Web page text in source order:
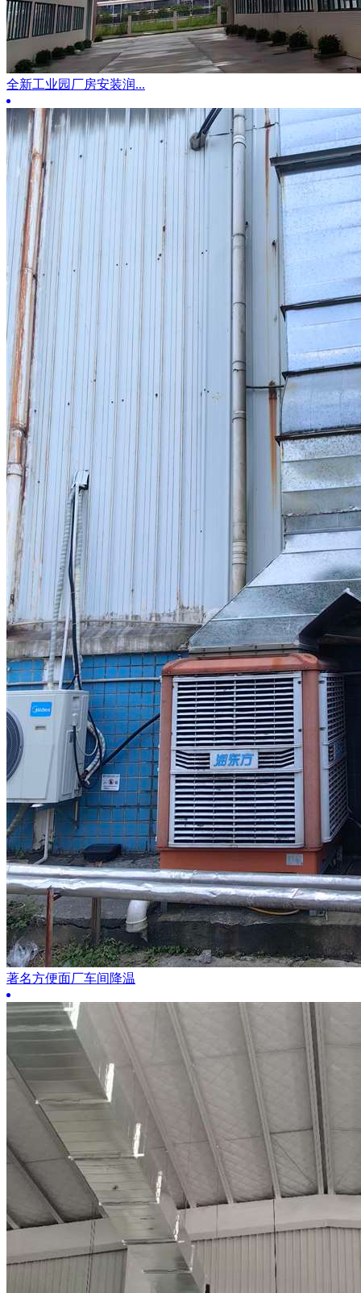
全新工业园厂房安装润...
著名方便面厂车间降温